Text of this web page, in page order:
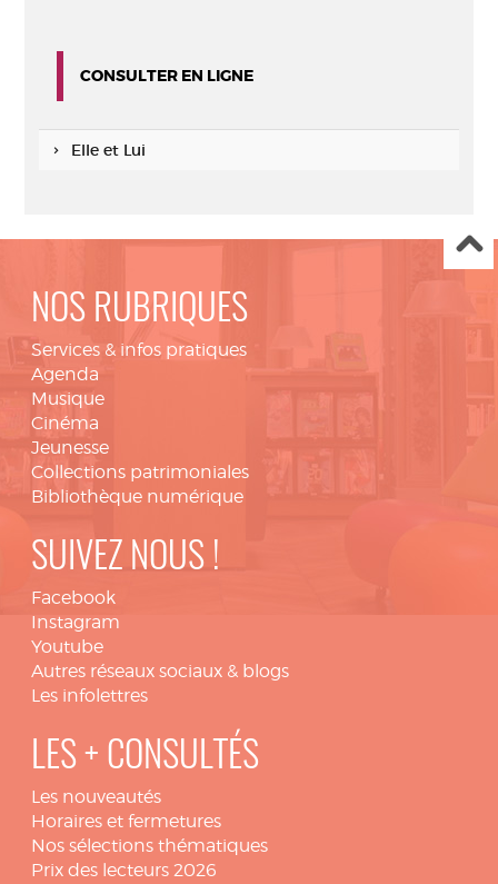
CONSULTER EN LIGNE
Elle et Lui
NOS RUBRIQUES
Services & infos pratiques
Agenda
Musique
Cinéma
Jeunesse
Collections patrimoniales
Bibliothèque numérique
SUIVEZ NOUS !
Facebook
Instagram
Youtube
Autres réseaux sociaux & blogs
Les infolettres
LES + CONSULTÉS
Les nouveautés
Horaires et fermetures
Nos sélections thématiques
Prix des lecteurs 2026